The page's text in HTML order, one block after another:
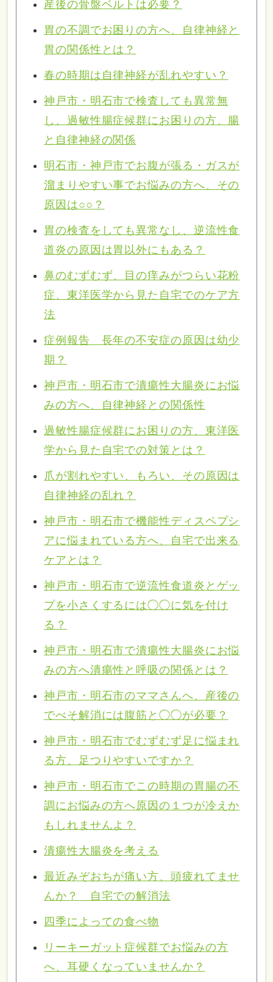
産後の骨盤ベルトは必要？
胃の不調でお困りの方へ、自律神経と
胃の関係性とは？
春の時期は自律神経が乱れやすい？
神戸市・明石市で検査しても異常無
し、過敏性腸症候群にお困りの方、腸
と自律神経の関係
明石市・神戸市でお腹が張る・ガスが
溜まりやすい事でお悩みの方へ、その
原因は○○？
胃の検査をしても異常なし、逆流性食
道炎の原因は胃以外にもある？
鼻のむずむず、目の痒みがつらい花粉
症、東洋医学から見た自宅でのケア方
法
症例報告 長年の不安症の原因は幼少
期？
神戸市・明石市で潰瘍性大腸炎にお悩
みの方へ、自律神経との関係性
過敏性腸症候群にお困りの方、東洋医
学から見た自宅での対策とは？
爪が割れやすい、もろい、その原因は
自律神経の乱れ？
神戸市・明石市で機能性ディスペプシ
アに悩まれている方へ、自宅で出来る
ケアとは？
神戸市・明石市で逆流性食道炎とゲッ
プを小さくするには◯◯に気を付け
る？
神戸市・明石市で潰瘍性大腸炎にお悩
みの方へ潰瘍性と呼吸の関係とは？
神戸市・明石市のママさんへ、産後の
でべそ解消には腹筋と◯◯が必要？
神戸市・明石市でむずむず足に悩まれ
る方、足つりやすいですか？
神戸市・明石市でこの時期の胃腸の不
調にお悩みの方へ原因の１つが冷えか
もしれませんよ？
潰瘍性大腸炎を考える
最近みぞおちが痛い方、頭疲れてませ
んか？ 自宅での解消法
四季によっての食べ物
リーキーガット症候群でお悩みの方
へ、耳硬くなっていませんか？